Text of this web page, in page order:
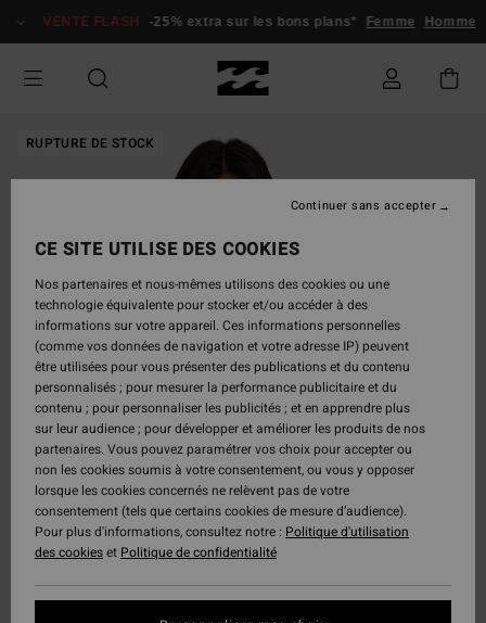
VENTE FLASH -25% extra sur les bons plans* Femme Homme
RUPTURE DE STOCK
CE SITE UTILISE DES COOKIES
Nos partenaires et nous-mêmes utilisons des cookies ou une
technologie équivalente pour stocker et/ou accéder à des
informations sur votre appareil. Ces informations personnelles
(comme vos données de navigation et votre adresse IP) peuvent
être utilisées pour vous présenter des publications et du contenu
personnalisés ; pour mesurer la performance publicitaire et du
contenu ; pour personnaliser les publicités ; et en apprendre plus
sur leur audience ; pour développer et améliorer les produits de nos
partenaires. Vous pouvez paramétrer vos choix pour accepter ou
non les cookies soumis à votre consentement, ou vous y opposer
lorsque les cookies concernés ne relèvent pas de votre
consentement (tels que certains cookies de mesure d’audience).
Pour plus d'informations, consultez notre : Politique d'utilisation
des cookieset Politique de confidentialité
Continuer sans accepter